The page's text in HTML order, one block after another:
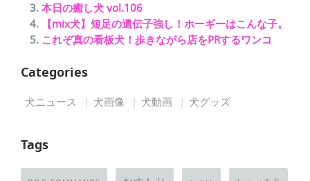
本日の癒し犬 vol.106
【mix犬】短足の遺伝子強し！ホーギーはこんな子。
これぞ真の看板犬！歩きながら店をPRするワンコ
Categories
犬ニュース 犬画像 犬動画 犬グッズ
Tags